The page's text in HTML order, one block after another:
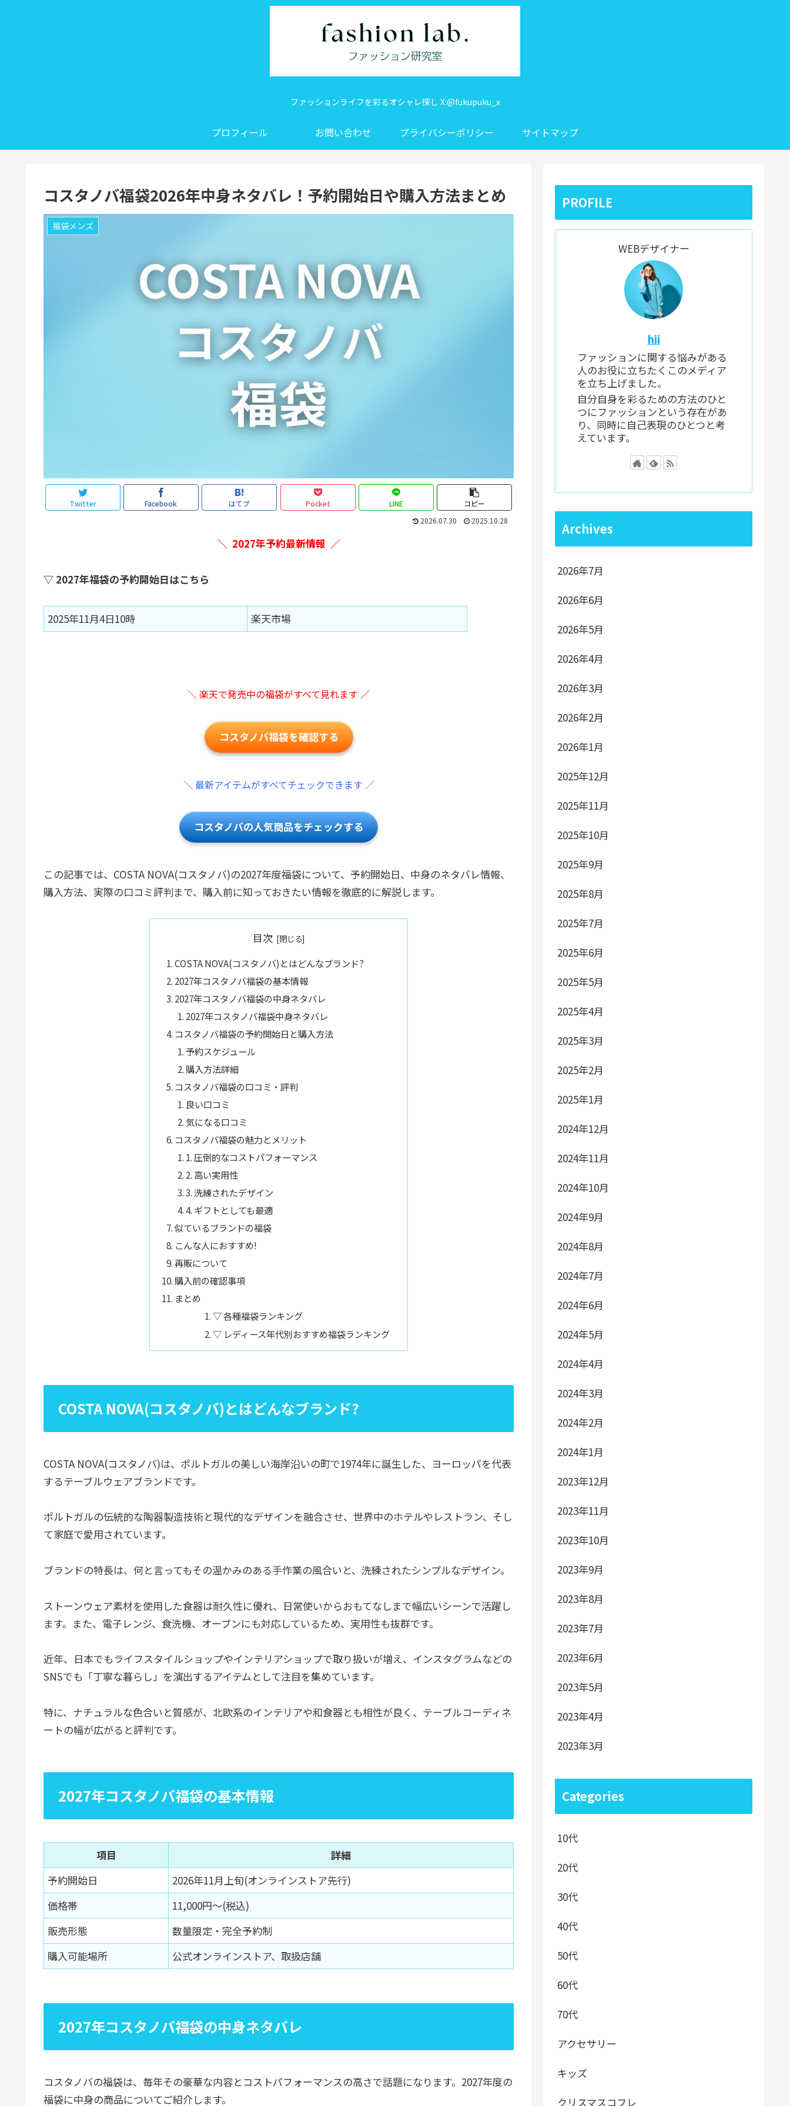
ファッションライフを彩るオシャレ探し X:@fukupuku_x
プロフィール お問い合わせ プライバシーポリシー サイトマップ
コスタノバ福袋2026年中身ネタバレ！予約開始日や購入方法まとめ
福袋メンズ
Twitter Facebook はてブ Pocket LINE
コピー
2026.07.30
2025.10.28
＼ 2027年予約最新情報 ／
▽ 2027年福袋の予約開始日はこちら
2025年11月4日10時 楽天市場
＼ 楽天で発売中の福袋がすべて見れます ／
コスタノバ福袋を確認する
＼ 最新アイテムがすべてチェックできます ／
コスタノバの人気商品をチェックする
この記事では、COSTA NOVA(コスタノバ)の2027年度福袋について、予約開始日、中身のネタバレ情報、
購入方法、実際の口コミ評判まで、購入前に知っておきたい情報を徹底的に解説します。
目次
COSTA NOVA(コスタノバ)とはどんなブランド?
2027年コスタノバ福袋の基本情報
2027年コスタノバ福袋の中身ネタバレ
2027年コスタノバ福袋中身ネタバレ
コスタノバ福袋の予約開始日と購入方法
予約スケジュール
購入方法詳細
コスタノバ福袋の口コミ・評判
良い口コミ
気になる口コミ
コスタノバ福袋の魅力とメリット
1. 圧倒的なコストパフォーマンス
2. 高い実用性
3. 洗練されたデザイン
4. ギフトとしても最適
似ているブランドの福袋
こんな人におすすめ!
再販について
購入前の確認事項
まとめ
▽ 各種福袋ランキング
▽ レディース年代別おすすめ福袋ランキング
COSTA NOVA(コスタノバ)とはどんなブランド?
COSTA NOVA(コスタノバ)は、ポルトガルの美しい海岸沿いの町で1974年に誕生した、ヨーロッパを代表
するテーブルウェアブランドです。
ポルトガルの伝統的な陶器製造技術と現代的なデザインを融合させ、世界中のホテルやレストラン、そし
て家庭で愛用されています。
ブランドの特長は、何と言ってもその温かみのある手作業の風合いと、洗練されたシンプルなデザイン。
ストーンウェア素材を使用した食器は耐久性に優れ、日常使いからおもてなしまで幅広いシーンで活躍し
ます。また、電子レンジ、食洗機、オーブンにも対応しているため、実用性も抜群です。
近年、日本でもライフスタイルショップやインテリアショップで取り扱いが増え、インスタグラムなどの
SNSでも「丁寧な暮らし」を演出するアイテムとして注目を集めています。
特に、ナチュラルな色合いと質感が、北欧系のインテリアや和食器とも相性が良く、テーブルコーディネ
ートの幅が広がると評判です。
2027年コスタノバ福袋の基本情報
項目
詳細
予約開始日
2026年11月上旬(オンラインストア先行)
価格帯
11,000円〜(税込)
販売形態
数量限定・完全予約制
購入可能場所
公式オンラインストア、取扱店舗
2027年コスタノバ福袋の中身ネタバレ
コスタノバの福袋は、毎年その豪華な内容とコストパフォーマンスの高さで話題になります。2027年度の
福袋に中身の商品についてご紹介します。
PROFILE
WEBデザイナー
hii
ファッションに関する悩みがある
人のお役に立ちたくこのメディア
を立ち上げました。
自分自身を彩るための方法のひと
つにファッションという存在があ
り、同時に自己表現のひとつと考
えています。
Archives
2026年7月
2026年6月
2026年5月
2026年4月
2026年3月
2026年2月
2026年1月
2025年12月
2025年11月
2025年10月
2025年9月
2025年8月
2025年7月
2025年6月
2025年5月
2025年4月
2025年3月
2025年2月
2025年1月
2024年12月
2024年11月
2024年10月
2024年9月
2024年8月
2024年7月
2024年6月
2024年5月
2024年4月
2024年3月
2024年2月
2024年1月
2023年12月
2023年11月
2023年10月
2023年9月
2023年8月
2023年7月
2023年6月
2023年5月
2023年4月
2023年3月
Categories
10代
20代
30代
40代
50代
60代
70代
アクセサリー
キッズ
クリスマスコフレ